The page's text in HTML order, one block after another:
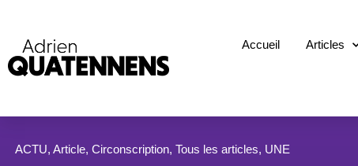
Accueil Articles
ACTU, Article, Circonscription, Tous les articles, UNE